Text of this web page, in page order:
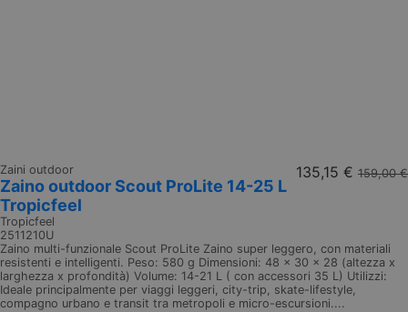
Zaini outdoor
Zaino outdoor Scout ProLite 14-25 L
Tropicfeel
Tropicfeel
2511210U
135,15 € 159,00 €
Zaino multi-funzionale Scout ProLite Zaino super leggero, con materiali
resistenti e intelligenti. Peso: 580 g Dimensioni: 48 x 30 x 28 (altezza x
larghezza x profondità) Volume: 14-21 L ( con accessori 35 L) Utilizzi:
Ideale principalmente per viaggi leggeri, city-trip, skate-lifestyle,
compagno urbano e transit tra metropoli e micro-escursioni....